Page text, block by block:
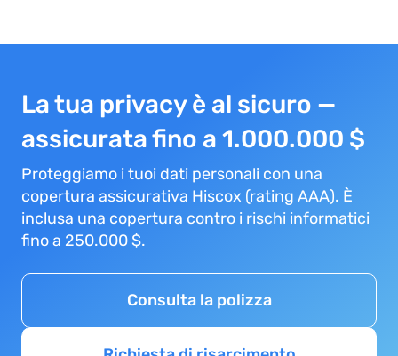
La tua privacy è al sicuro —
assicurata fino a 1.000.000 $
Proteggiamo i tuoi dati personali con una
copertura assicurativa Hiscox (rating AAA). È
inclusa una copertura contro i rischi informatici
fino a 250.000 $.
Consulta la polizza